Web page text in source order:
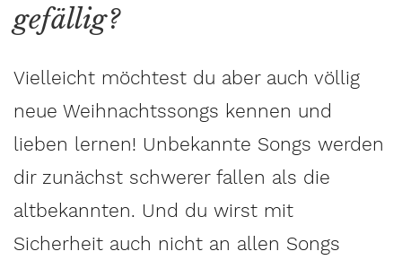
gefällig?
Vielleicht möchtest du aber auch völlig
neue Weihnachtssongs kennen und
lieben lernen! Unbekannte Songs werden
dir zunächst schwerer fallen als die
altbekannten. Und du wirst mit
Sicherheit auch nicht an allen Songs